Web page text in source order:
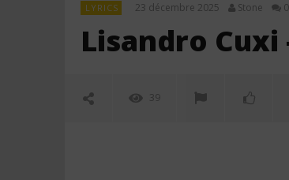
LYRICS 23 décembre 2025 Stone 0
Lisandro Cuxi
39